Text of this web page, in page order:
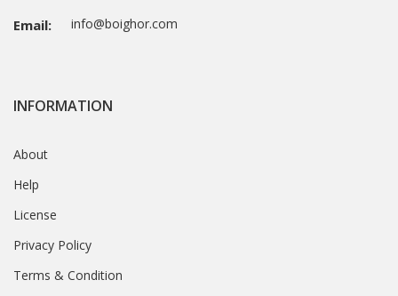
Email: info@boighor.com
INFORMATION
About
Help
License
Privacy Policy
Terms & Condition